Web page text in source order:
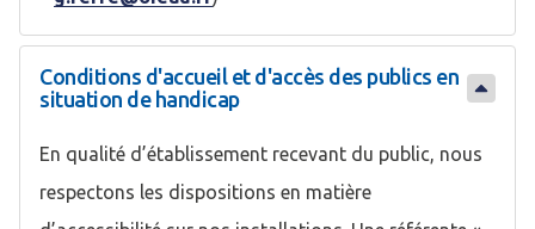
Conditions d'accueil et d'accès des publics en
situation de handicap
En qualité d’établissement recevant du public, nous
respectons les dispositions en matière